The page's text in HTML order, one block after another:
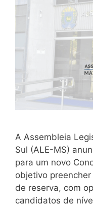
A Assembleia
Sul (ALE-MS)
para um novo
objetivo
de reserva, com
candidatos de